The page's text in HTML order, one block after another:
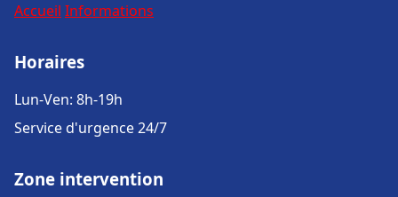
Accueil Informations
Horaires
Lun-Ven: 8h-19h
Service d'urgence 24/7
Zone intervention